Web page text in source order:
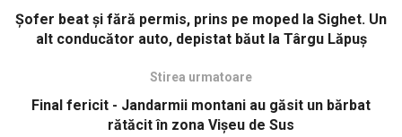
Șofer beat și fără permis, prins pe moped la Sighet. Un
alt conducător auto, depistat băut la Târgu Lăpuș
Stirea urmatoare
Final fericit - Jandarmii montani au găsit un bărbat
rătăcit în zona Vișeu de Sus